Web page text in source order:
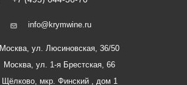
info@krymwine.ru
Москва, ул. Люсиновская, 36/50
Москва, ул. 1-я Брестская, 66
Щёлково, мкр. Финский , дом 1